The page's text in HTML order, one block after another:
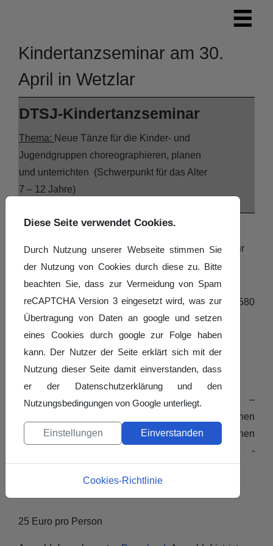
Kindertanzseminar am 30.
April in Wetzlar
DTSJ-Kindertanzseminar
Thema: Neue Tänze für die Kinder- und
Jugendgruppen choreographieren, planen
und unterrichten (Schwerpunkt für das Alter
7 – 12 Jahre)
Wann:
Samstag, 30. April 2022 von 11.00 Uhr bis 16.00 Uhr
Bürgerhaus Nauborn, Solmser Weg 25, 35580
Wetzlar-Nauborn
Inhalte:
Aufbau und Planung einer Kindertanzchoreo –
Bausteine und altersgerechte Schrittkombinationen
unterschiedlicher Tanzstile zur allgemeinen
Körperschulung von Grundschulkindern -
25 Euro pro Person
Diese Seite verwendet Cookies.
Durch Nutzung unserer Webseite stimmen Sie
der Nutzung von Cookies durch diese zu. Bitte
beachten Sie, dass zur Vermeidung von Spam
reCAPTCHA Version 3 eingesetzt wird, was zur
Übertragung von Daten an google und setzen
eines Cookies durch google zur Folge haben
kann. Der Nutzer der Seite erklärt sich mit der
Nutzung dieser Seite damit einverstanden, dass
er der Datenschutzerklärung und den
Nutzungsbedingungen von Google unterliegt.
Einstellungen Einverstanden
Cookies-Richtlinie